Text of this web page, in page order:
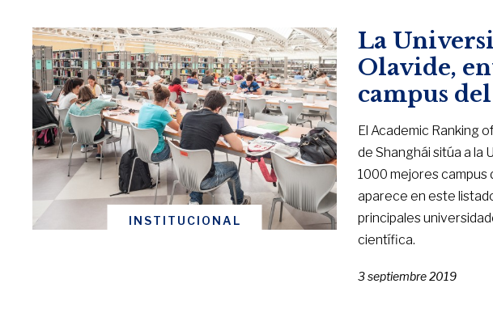
INSTITUCIONAL
La
Olavide,
campus
El Academic Ranking
de Shanghái sitúa a la
1000 mejores campus
aparece en este
principales
científica.
3 septiembre 2019